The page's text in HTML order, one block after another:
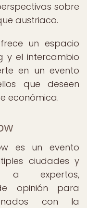
sobre
austriaco.
un espacio
y el intercambio
en un evento
que deseen
económica.
es un evento
ciudades y
a expertos,
opinión para
con la